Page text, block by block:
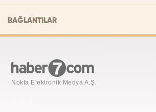
BAĞLANTILAR
Nokta Elektronik Medya A.Ş.